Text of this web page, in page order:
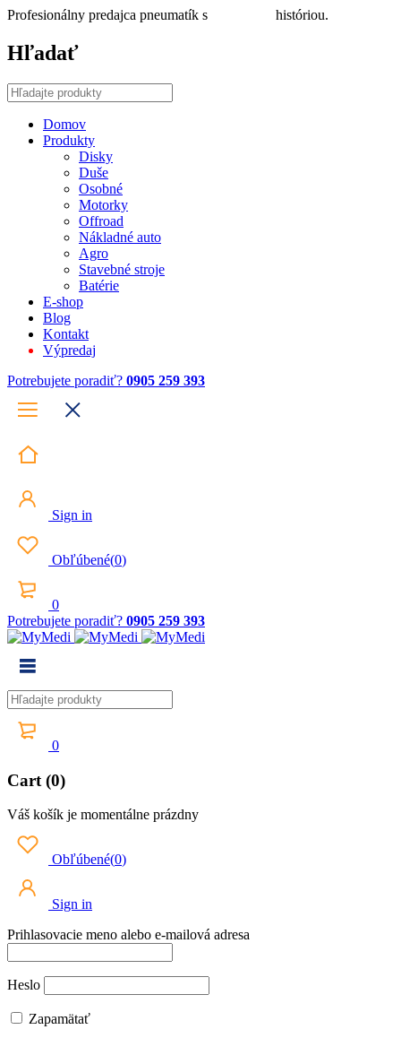
Profesionálny predajca pneumatík s históriou.
Hľadať
Domov
Produkty
Disky
Duše
Osobné
Motorky
Offroad
Nákladné auto
Agro
Stavebné stroje
Batérie
E-shop
Blog
Kontakt
Výpredaj
Potrebujete poradiť? 0905 259 393
Sign in
Obľúbené(0)
0
Potrebujete poradiť? 0905 259 393
0
Cart (0)
Váš košík je momentálne prázdny
Obľúbené(0)
Sign in
Prihlasovacie meno alebo e-mailová adresa
Heslo
Zapamätať